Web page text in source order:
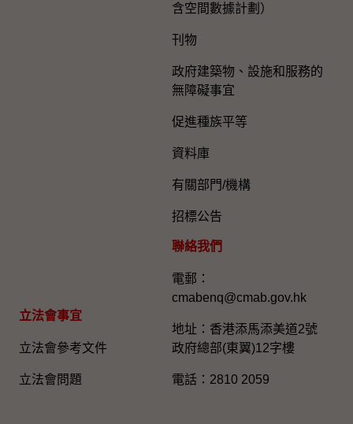
立法會事宜
立法會參考文件
立法會問題
含空間數據計劃）
刊物
政府建築物、設施和服務的
無障礙事宜
促進種族平等
資料庫
有關部門/機構
招標公告
聯絡我們
電郵：
cmabenq@cmab.gov.hk​
地址：香港添馬添美道2號
政府總部(東翼)12字樓
電話：2810 2059